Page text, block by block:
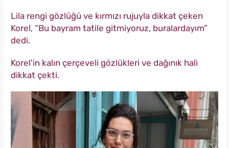
Lila rengi gözlüğü ve kırmızı rujuyla dikkat çeken
Korel, “Bu bayram tatile gitmiyoruz, buralardayım”
dedi.
Korel'in kalın çerçeveli gözlükleri ve dağınık hali
dikkat çekti.